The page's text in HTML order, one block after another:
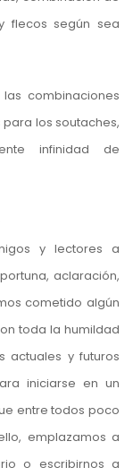
flecos según sea
combinaciones
los soutaches,
infinidad de
y lectores a
aclaración,
cometido algún
toda la humildad
actuales y futuros
iniciarse en un
entre todos poco
emplazamos a
o escribirnos a